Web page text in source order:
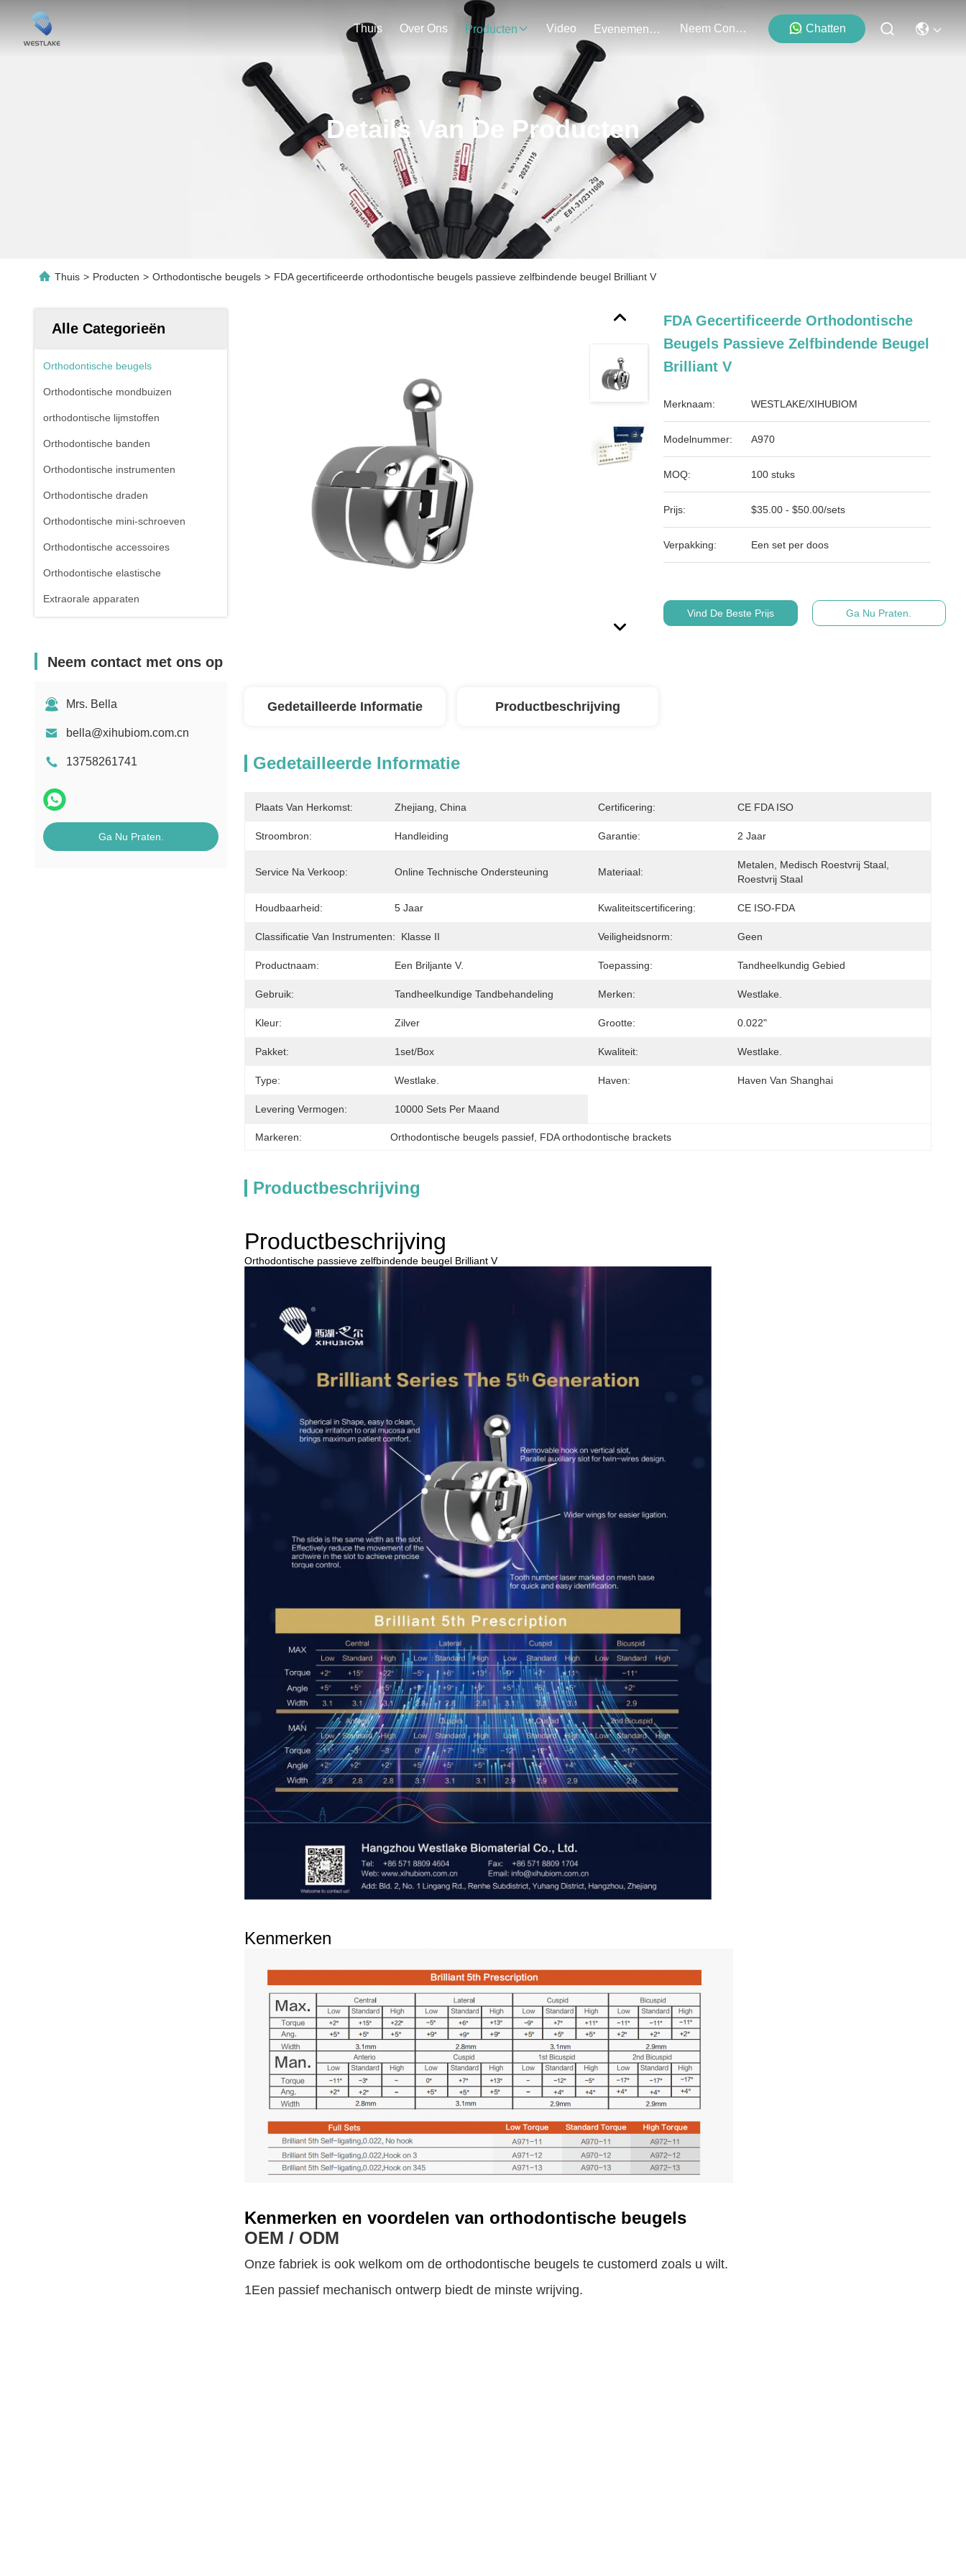
Thuis Over Ons Producten Video Evenementen Neem Contact Met Ons Op Chatten
Details Van De Producten
Thuis > Producten > Orthodontische beugels > FDA gecertificeerde orthodontische beugels passieve zelfbindende beugel Brilliant V
Alle Categorieën
Orthodontische beugels
Orthodontische mondbuizen
orthodontische lijmstoffen
Orthodontische banden
Orthodontische instrumenten
Orthodontische draden
Orthodontische mini-schroeven
Orthodontische accessoires
Orthodontische elastische
Extraorale apparaten
Neem contact met ons op
Mrs. Bella
bella@xihubiom.com.cn
13758261741
Ga Nu Praten.
FDA Gecertificeerde Orthodontische
Beugels Passieve Zelfbindende Beugel
Brilliant V
Merknaam: WESTLAKE/XIHUBIOM
Modelnummer: A970
MOQ: 100 stuks
Prijs: $35.00 - $50.00/sets
Verpakking: Een set per doos
Vind De Beste Prijs Ga Nu Praten.
Gedetailleerde Informatie Productbeschrijving
Gedetailleerde Informatie
Plaats Van Herkomst: Zhejiang, China Certificering: CE FDA ISO
Stroombron: Handleiding Garantie: 2 Jaar
Service Na Verkoop: Online Technische Ondersteuning Materiaal:
Metalen, Medisch Roestvrij Staal,
Roestvrij Staal
Houdbaarheid: 5 Jaar Kwaliteitscertificering: CE ISO-FDA
Classificatie Van Instrumenten: Klasse II Veiligheidsnorm: Geen
Productnaam: Een Briljante V. Toepassing: Tandheelkundig Gebied
Gebruik: Tandheelkundige Tandbehandeling Merken: Westlake.
Kleur: Zilver Grootte: 0.022"
Pakket: 1set/box Kwaliteit: Westlake.
Type: Westlake. Haven: Haven Van Shanghai
Levering Vermogen: 10000 Sets Per Maand
Markeren: Orthodontische beugels passief FDA orthodontische brackets
Productbeschrijving
Productbeschrijving
Orthodontische passieve zelfbindende beugel Brilliant V
Kenmerken
Kenmerken en voordelen van orthodontische beugels
OEM / ODM
Onze fabriek is ook welkom om de orthodontische beugels te customerd zoals u wilt.
1Een passief mechanisch ontwerp biedt de minste wrijving.
Good day, what product are you looking
for?